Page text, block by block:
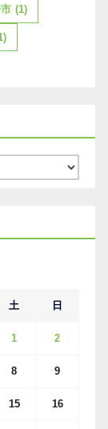
(1)
土 日
1 2
8 9
15 16